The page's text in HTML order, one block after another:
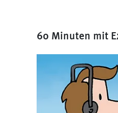
60 Minuten mit